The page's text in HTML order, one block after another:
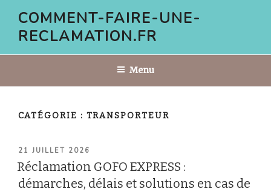
contenu
COMMENT-FAIRE-UNE-
RECLAMATION.FR
Menu
CATÉGORIE : TRANSPORTEUR
PUBLIÉ
LE
21 JUILLET 2026
Réclamation GOFO EXPRESS :
démarches, délais et solutions en cas de